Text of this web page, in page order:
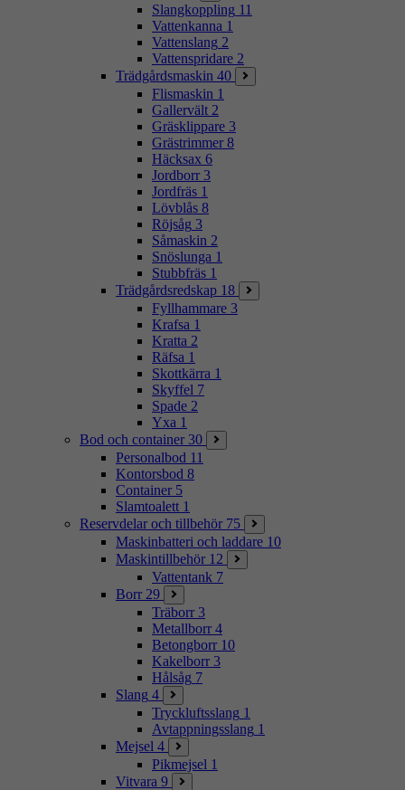
Slangkoppling 11
Vattenkanna 1
Vattenslang 2
Vattenspridare 2
Trädgårdsmaskin 40
Flismaskin 1
Gallervält 2
Gräsklippare 3
Grästrimmer 8
Häcksax 6
Jordborr 3
Jordfräs 1
Lövblås 8
Röjsåg 3
Såmaskin 2
Snöslunga 1
Stubbfräs 1
Trädgårdsredskap 18
Fyllhammare 3
Krafsa 1
Kratta 2
Räfsa 1
Skottkärra 1
Skyffel 7
Spade 2
Yxa 1
Bod och container 30
Personalbod 11
Kontorsbod 8
Container 5
Slamtoalett 1
Reservdelar och tillbehör 75
Maskinbatteri och laddare 10
Maskintillbehör 12
Vattentank 7
Borr 29
Träborr 3
Metallborr 4
Betongborr 10
Kakelborr 3
Hålsåg 7
Slang 4
Tryckluftsslang 1
Avtappningsslang 1
Mejsel 4
Pikmejsel 1
Vitvara 9